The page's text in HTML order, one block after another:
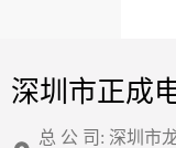
深圳市正成
总 公 司: 深圳市